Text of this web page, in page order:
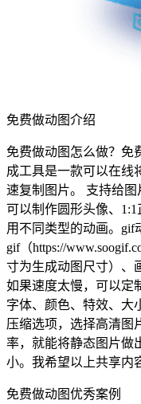
免费做动图介绍
免费做动图怎么做？免
成工具是一款可以在线
速复制图片。 支持给
可以制作圆形头像、
用不同类型的动画。gif
gif（https://
寸为生成动图尺寸）、
如果速度太慢，可以定
字体、颜色、特效、大
压缩选项，选择高清图
率，就能将静态图片做
小。我希望以上共享内
免费做动图优秀案例